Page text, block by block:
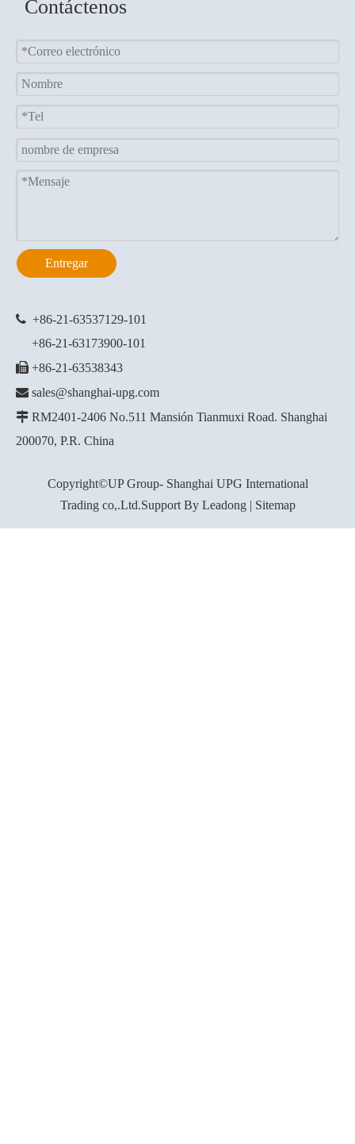
Contáctenos
Entregar
 +86-21-63537129-101
+86-21-63173900-101
 +86-21-63538343
 sales@shanghai-upg.com
 RM2401-2406 No.511 Mansión Tianmuxi Road. Shanghai
200070, P.R. China
Copyright©UP Group- Shanghai UPG International
Trading co,.Ltd.Support By Leadong| Sitemap